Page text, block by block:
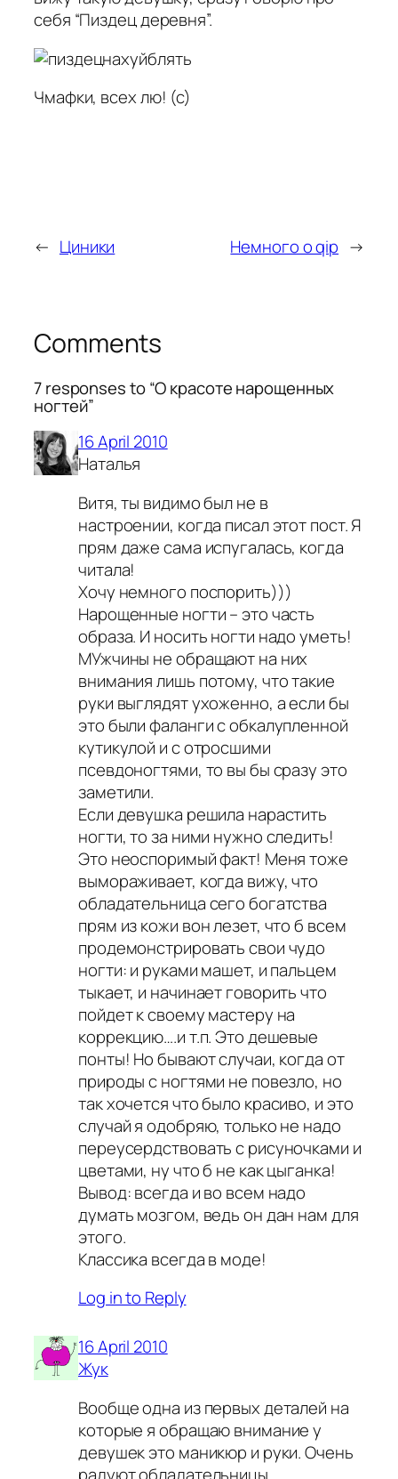
себя “Пиздец деревня”.
Чмафки, всех лю! (с)
← Циники Немного о qip →
Comments
7 responses to “О красоте нарощенных
ногтей”
16 April 2010
Наталья
Витя, ты видимо был не в
настроении, когда писал этот пост. Я
прям даже сама испугалась, когда
читала!
Хочу немного поспорить)))
Нарощенные ногти – это часть
образа. И носить ногти надо уметь!
МУжчины не обращают на них
внимания лишь потому, что такие
руки выглядят ухоженно, а если бы
это были фаланги с обкалупленной
кутикулой и с отросшими
псевдоногтями, то вы бы сразу это
заметили.
Если девушка решила нарастить
ногти, то за ними нужно следить!
Это неоспоримый факт! Меня тоже
вымораживает, когда вижу, что
обладательница сего богатства
прям из кожи вон лезет, что б всем
продемонстрировать свои чудо
ногти: и руками машет, и пальцем
тыкает, и начинает говорить что
пойдет к своему мастеру на
коррекцию….и т.п. Это дешевые
понты! Но бывают случаи, когда от
природы с ногтями не повезло, но
так хочется что было красиво, и это
случай я одобряю, только не надо
переусердствовать с рисуночками и
цветами, ну что б не как цыганка!
Вывод: всегда и во всем надо
думать мозгом, ведь он дан нам для
этого.
Классика всегда в моде!
Log in to Reply
16 April 2010
Жук
Вообще одна из первых деталей на
которые я обращаю внимание у
девушек это маникюр и руки. Очень
радуют обладательницы